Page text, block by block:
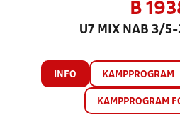
B
U7 MIX NAB 3/5-
INFO KAMPPROGRAM
KAMPPROGRAM